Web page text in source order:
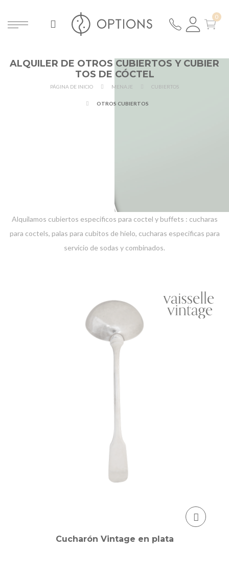
ALQUILER DE OTROS CUBIERTOS Y CUBIER
TOS DE CÓCTEL
PÁGINA DE INICIO MENAJE CUBIERTOS
OTROS CUBIERTOS
Alquilamos cubiertos especificos para coctel y buffets : cucharas
para coctels, palas para cubitos de hielo, cucharas especificas para
servicio de sodas y combinados.
Cucharón Vintage en plata